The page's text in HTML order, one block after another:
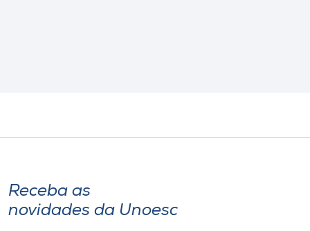
Receba as
novidades da Unoesc